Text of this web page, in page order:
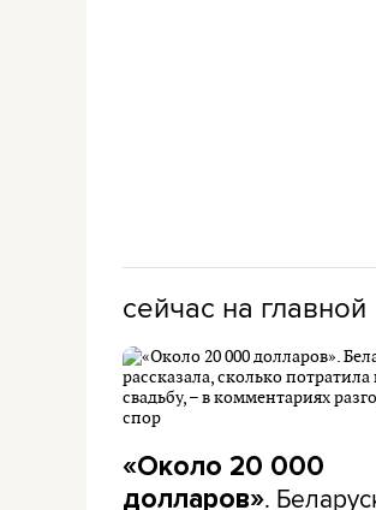
сейчас на главной
«Около 20 000
долларов».